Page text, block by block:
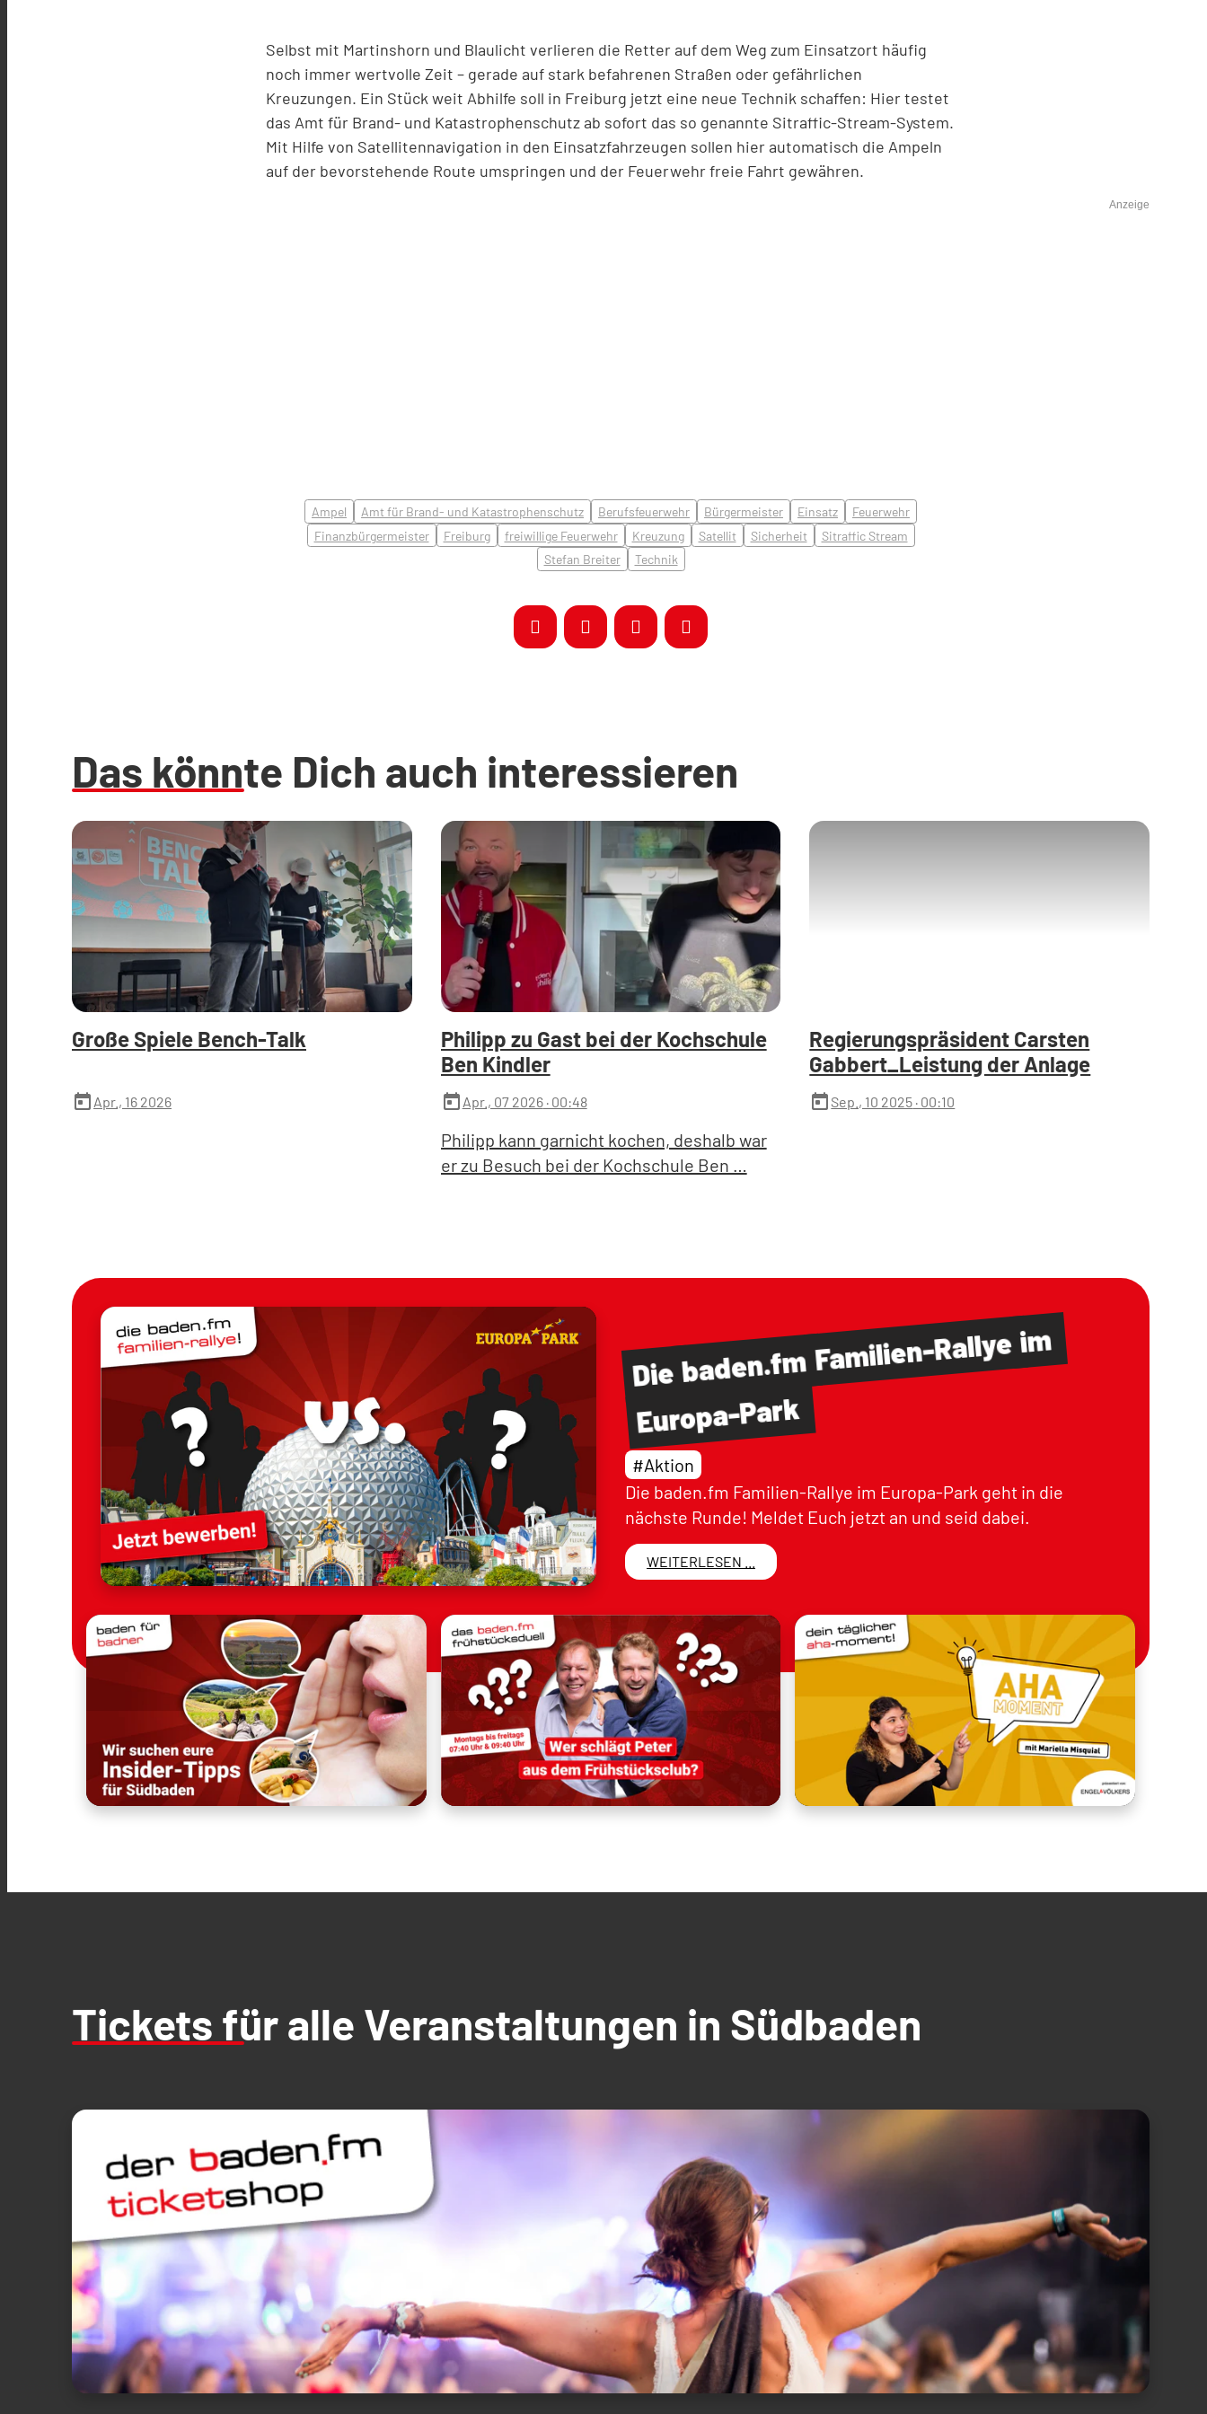
Selbst mit Martinshorn und Blaulicht verlieren die Retter auf dem Weg zum Einsatzort häufig
noch immer wertvolle Zeit – gerade auf stark befahrenen Straßen oder gefährlichen
Kreuzungen. Ein Stück weit Abhilfe soll in Freiburg jetzt eine neue Technik schaffen: Hier testet
das Amt für Brand- und Katastrophenschutz ab sofort das so genannte Sitraffic-Stream-System.
Mit Hilfe von Satellitennavigation in den Einsatzfahrzeugen sollen hier automatisch die Ampeln
auf der bevorstehende Route umspringen und der Feuerwehr freie Fahrt gewähren.
Anzeige
Ampel Amt für Brand- und Katastrophenschutz Berufsfeuerwehr Bürgermeister Einsatz
Feuerwehr
Finanzbürgermeister
Freiburg freiwillige Feuerwehr Kreuzung Satellit Sicherheit
Sitraffic Stream
Stefan Breiter
Technik
Das könnte Dich auch interessieren
Große Spiele Bench-Talk
today Apr., 16 2026
Philipp zu Gast bei der Kochschule
Ben Kindler
today Apr., 07 2026· 00:48
Philipp kann garnicht kochen, deshalb war
er zu Besuch bei der Kochschule Ben …
Regierungspräsident Carsten
Gabbert_Leistung der Anlage
today Sep., 10 2025 · 00:10
Die baden.fmFamilien-Rallyeim
Europa-Park
#Aktion
Die baden.fm Familien-Rallye im Europa-Park geht in die
nächste Runde! Meldet Euch jetzt an und seid dabei.
WEITERLESEN ...
Tickets für alle Veranstaltungen in Südbaden